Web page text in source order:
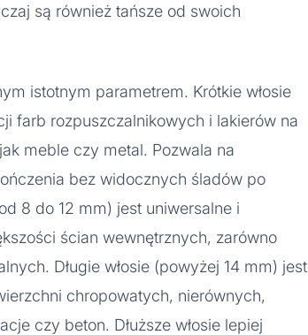
są również tańsze od swoich
istotnym parametrem. Krótkie włosie
farb rozpuszczalnikowych i lakierów na
meble czy metal. Pozwala na
bez widocznych śladów po
8 do 12 mm) jest uniwersalne i
ścian wewnętrznych, zarówno
Długie włosie (powyżej 14 mm) jest
chropowatych, nierównych,
czy beton. Dłuższe włosie lepiej